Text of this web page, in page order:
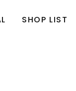
SHOP LIST